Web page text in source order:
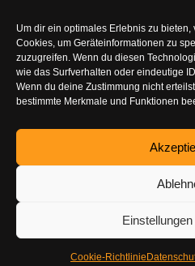
Um dir ein optimales Erlebnis zu
Cookies, um Geräteinformationen zu
zuzugreifen. Wenn du diesen
wie das Surfverhalten oder eindeutige
Wenn du deine Zustimmung nicht
bestimmte Merkmale und Funktionen
Cookie-Richtlinie
Sa. 10.00 -
14.00
So.
geschlossen
vor-
DE-